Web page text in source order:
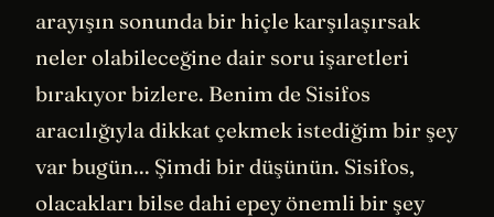
arayışın sonunda bir hiçle karşılaşırsak
neler olabileceğine dair soru işaretleri
bırakıyor bizlere. Benim de Sisifos
aracılığıyla dikkat çekmek istediğim bir şey
var bugün... Şimdi bir düşünün. Sisifos,
olacakları bilse dahi epey önemli bir şey